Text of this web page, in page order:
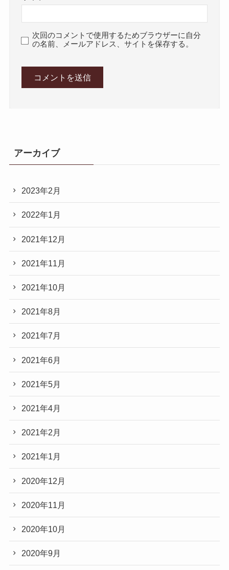
次回のコメントで使用するためブラウザーに自分
の名前、メールアドレス、サイトを保存する。
アーカイブ
2023年2月
2022年1月
2021年12月
2021年11月
2021年10月
2021年8月
2021年7月
2021年6月
2021年5月
2021年4月
2021年2月
2021年1月
2020年12月
2020年11月
2020年10月
2020年9月